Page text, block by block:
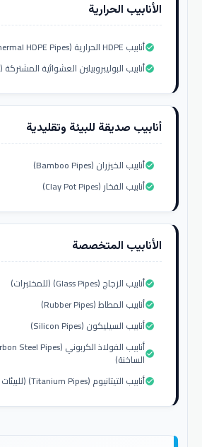
الأنابيب الحرارية
أنابيب HDPE الحرارية (Geothermal HDPE Pipes)check_circle
أنابيب البوليبروبيلين العشوائية المشتركة (PP-R)check_circle
أنابيب صديقة للبيئة وتقليدية
أنابيب الخيزران (Bamboo Pipes)check_circle
أنابيب الفخار (Clay Pot Pipes)check_circle
الأنابيب المتخصصة
أنابيب الزجاج (Glass Pipes) (للمختبرات)check_circle
أنابيب المطاط (Rubber Pipes)check_circle
أنابيب السيليكون (Silicon Pipes)check_circle
الساخنة)check_circle
أنابيب التيتانيوم (Titanium Pipes) (للبيئات المسببة للتآكل)check_circle